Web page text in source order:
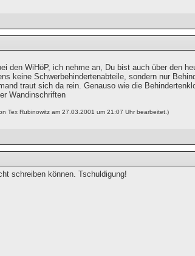
den WiHöP, ich nehme an, Du bist auch über den
keine Schwerbehindertenabteile, sondern nur
traut sich da rein. Genauso wie die
Wandinschriften
Tex Rubinowitz am 27.03.2001 um 21:07 Uhr bearbeitet.)
schreiben können. Tschuldigung!